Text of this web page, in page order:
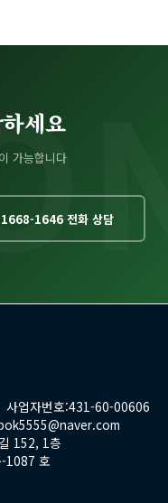
세요
가능합니다
1646 전화 상담
사업자번호:431-60-00606
152, 1층
1087 호